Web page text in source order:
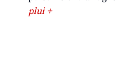
plui +